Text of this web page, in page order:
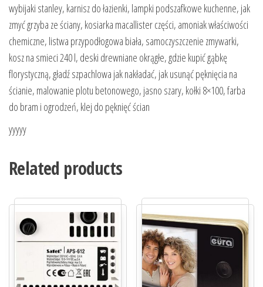
wybijaki stanley, karnisz do łazienki, lampki podszafkowe kuchenne, jak
zmyć grzyba ze ściany, kosiarka macallister części, amoniak właściwości
chemiczne, listwa przypodłogowa biała, samoczyszczenie zmywarki,
kosz na smieci 240 l, deski drewniane okrągłe, gdzie kupić gąbkę
florystyczną, gładź szpachlowa jak nakładać, jak usunąć pęknięcia na
ścianie, malowanie plotu betonowego, jasno szary, kołki 8×100, farba
do bram i ogrodzeń, klej do pęknięć ścian
yyyyy
Related products